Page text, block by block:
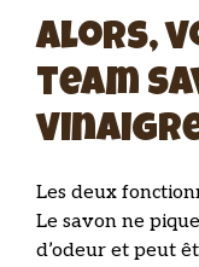
Alors,
team
Les deux
Le savon ne
d’odeur et peut